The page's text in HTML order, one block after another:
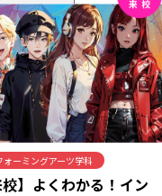
ォーミングアーツ学科
校】よくわかる！イン